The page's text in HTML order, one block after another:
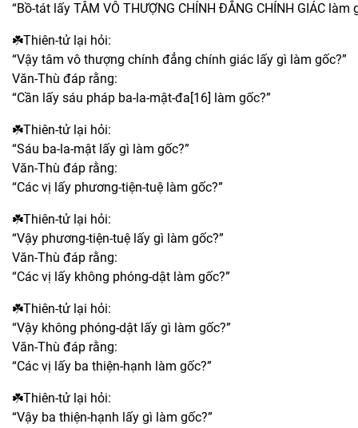
“Bồ-tát lấy TÂM VÔ THƯỢNG CHÍNH ĐẲNG CHÍNH GIÁC làm
☘️Thiên-tử lại hỏi:
“Vậy tâm vô thượng chính đẳng chính giác lấy gì làm gốc?”
Văn-Thù đáp rằng:
“Cần lấy sáu pháp ba-la-mật-đa[16] làm gốc?”
☘️Thiên-tử lại hỏi:
“Sáu ba-la-mật lấy gì làm gốc?”
Văn-Thù đáp rằng:
“Các vị lấy phương-tiện-tuệ làm gốc?”
☘️Thiên-tử lại hỏi:
“Vậy phương-tiện-tuệ lấy gì làm gốc?”
Văn-Thù đáp rằng:
“Các vị lấy không phóng-dật làm gốc?”
☘️Thiên-tử lại hỏi:
“Vậy không phóng-dật lấy gì làm gốc?”
Văn-Thù đáp rằng:
“Các vị lấy ba thiện-hạnh làm gốc?”
☘️Thiên-tử lại hỏi:
“Vậy ba thiện-hạnh lấy gì làm gốc?”